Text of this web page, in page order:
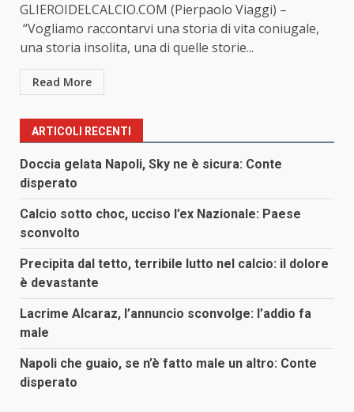
GLIEROIDELCALCIO.COM (Pierpaolo Viaggi) –
“Vogliamo raccontarvi una storia di vita coniugale,
una storia insolita, una di quelle storie...
Read More
ARTICOLI RECENTI
Doccia gelata Napoli, Sky ne è sicura: Conte
disperato
Calcio sotto choc, ucciso l’ex Nazionale: Paese
sconvolto
Precipita dal tetto, terribile lutto nel calcio: il dolore
è devastante
Lacrime Alcaraz, l’annuncio sconvolge: l’addio fa
male
Napoli che guaio, se n’è fatto male un altro: Conte
disperato